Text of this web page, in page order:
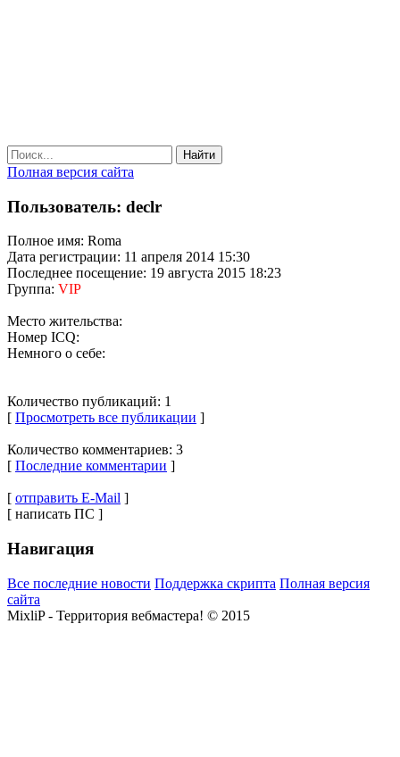
Найти
Полная версия сайта
Пользователь: declr
Полное имя: Roma
Дата регистрации: 11 апреля 2014 15:30
Последнее посещение: 19 августа 2015 18:23
Группа: VIP
Место жительства:
Номер ICQ:
Немного о себе:
Количество публикаций: 1
[ Просмотреть все публикации ]
Количество комментариев: 3
[ Последние комментарии ]
[ отправить E-Mail ]
[ написать ПС ]
Навигация
Все последние новости Поддержка скрипта Полная версия
сайта
MixliP - Территория вебмастера! © 2015